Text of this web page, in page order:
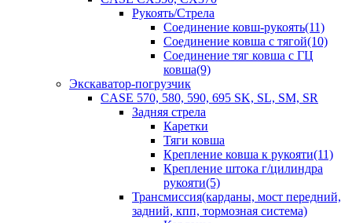
Рукоять/Стрела
Соединение ковш-рукоять(11)
Соединение ковша с тягой(10)
Соединение тяг ковша с ГЦ
ковша(9)
Экскаватор-погрузчик
CASE 570, 580, 590, 695 SK, SL, SM, SR
Задняя стрела
Каретки
Тяги ковша
Крепление ковша к рукояти(11)
Крепление штока г/цилиндра
рукояти(5)
Трансмиссия(карданы, мост передний,
задний, кпп, тормозная система)